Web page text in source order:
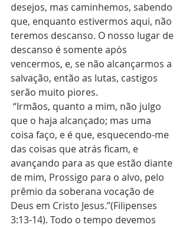
desejos, mas caminhemos, sabendo
que, enquanto estivermos aqui, não
teremos descanso. O nosso lugar de
descanso é somente após
vencermos, e, se não alcançarmos a
salvação, então as lutas, castigos
serão muito piores.
“Irmãos, quanto a mim, não julgo
que o haja alcançado; mas uma
coisa faço, e é que, esquecendo-me
das coisas que atrás ficam, e
avançando para as que estão diante
de mim, Prossigo para o alvo, pelo
prêmio da soberana vocação de
Deus em Cristo Jesus.”(Filipenses
3:13-14). Todo o tempo devemos